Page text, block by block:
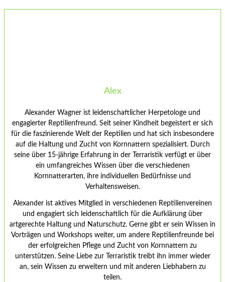
Alex
Alexander Wagner ist leidenschaftlicher Herpetologe und
engagierter Reptilienfreund. Seit seiner Kindheit begeistert er sich
für die faszinierende Welt der Reptilien und hat sich insbesondere
auf die Haltung und Zucht von Kornnattern spezialisiert. Durch
seine über 15-jährige Erfahrung in der Terraristik verfügt er über
ein umfangreiches Wissen über die verschiedenen
Kornnatterarten, ihre individuellen Bedürfnisse und
Verhaltensweisen.
Alexander ist aktives Mitglied in verschiedenen Reptilienvereinen
und engagiert sich leidenschaftlich für die Aufklärung über
artgerechte Haltung und Naturschutz. Gerne gibt er sein Wissen in
Vorträgen und Workshops weiter, um andere Reptilienfreunde bei
der erfolgreichen Pflege und Zucht von Kornnattern zu
unterstützen. Seine Liebe zur Terraristik treibt ihn immer wieder
an, sein Wissen zu erweitern und mit anderen Liebhabern zu
teilen.